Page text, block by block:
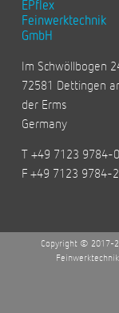
EPflex
Feinwerktechnik
GmbH
Im Schwöllbogen
72581 Dettingen
der Erms
Germany
T +49 7123 9784-0
F +49 7123 9784-
Copyright © 2017-